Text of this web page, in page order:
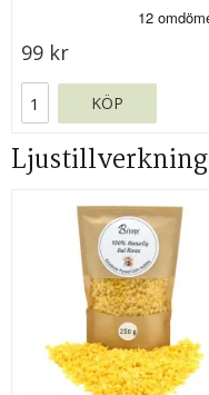
99 kr
KÖP
Ljustillverkning